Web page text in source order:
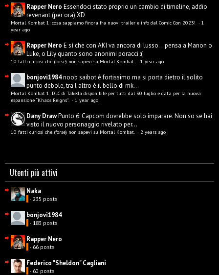
Rapper Nero Essendoci stato proprio un cambio di timeline, addio
revenant (per ora) XD
Mortal Kombat 1: cosa sappiamo finora fra nuovi trailer e info dal Comic Con 2023! · 1
year ago
Rapper Nero E sì che con AKI va ancora di lusso... pensa a Manon o
Luke, o Lily quanto sono anonimi poracci :(
10 fatti curiosi che (forse) non sapevi su Mortal Kombat. · 1 year ago
bonjovi1984noob saibot è fortissimo ma si porta dietro il solito
punto debole, tra l altro è il bello di mk...
Mortal Kombat 1: DLC di Takeda disponibile per tutti dal 30 luglio e data per la nuova
espansione “Khaos Reigns”. · 1 year ago
Dany DrawPunto 6: Capcom dovrebbe solo imparare. Non so se hai
visto il nuovo personaggio rivelato per...
10 fatti curiosi che (forse) non sapevi su Mortal Kombat. · 2 years ago
Utenti più attivi
Naka
· 235 posts
bonjovi1984
· 183 posts
Rapper Nero
· 66 posts
Federico "Sheldon" Cagliani
· 60 posts